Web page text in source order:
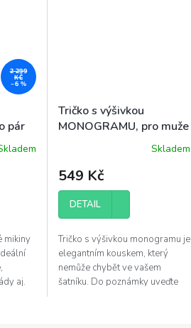
2 299
KČ
–6 %
pár
mikiny
aj.
Tričko s výšivkou
MONOGRAMU, pro muže
Skladem
549 Kč
DETAIL
Tričko s výšivkou monogramu je
elegantním kouskem, který
nemůže chybět ve vašem
šatníku. Do poznámky uveďte